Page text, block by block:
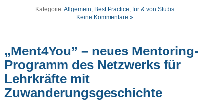
Kategorie:Allgemein, Best Practice,für & von Studis
Keine Kommentare »
„Ment4You” – neues Mentoring-
Programm des Netzwerks für
Lehrkräfte mit
Zuwanderungsgeschichte